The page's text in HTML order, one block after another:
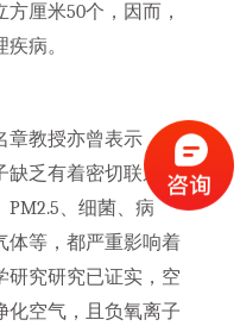
厘米50个，因而，
病。
章教授亦曾表示，室
缺乏有着密切联系。
、细菌、病
体等，都严重影响着
研究研究已证实，空
化空气，且负氧离子